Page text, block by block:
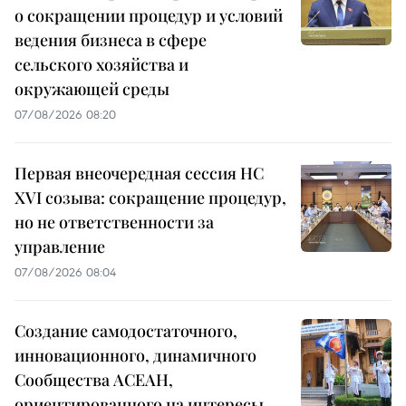
о сокращении процедур и условий
ведения бизнеса в сфере
сельского хозяйства и
окружающей среды
07/08/2026 08:20
Первая внеочередная сессия НС
XVI созыва: сокращение процедур,
но не ответственности за
управление
07/08/2026 08:04
Создание самодостаточного,
инновационного, динамичного
Сообщества АСЕАН,